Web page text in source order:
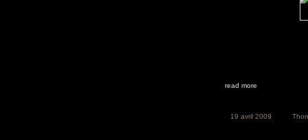
read more
19 avril 2009